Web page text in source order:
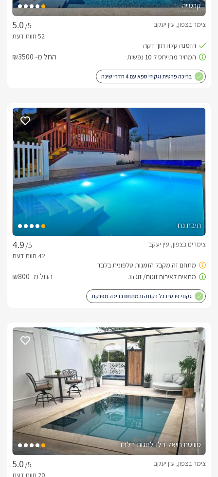
קרטייה
/5
צימר בצפון, עין יעקב
החל מ- ₪3500
בריכה פרטית וגקוזי ספא עם 4 חדרי שינה
תיבת נח
/5
צימרים בצפון, עין יעקב
החל מ- ₪800
גקוזי פרטי בכל בקתה ובמתחם בריכה מפנקת
סוויטת רויאל בלו-לזוגות בלבד
/5
צימר בצפון, עין יעקב